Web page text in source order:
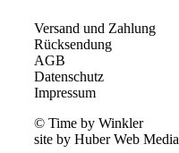
Versand und Zahlung
Rücksendung
AGB
Datenschutz
Impressum
© Time by Winkler
site by Huber Web Media